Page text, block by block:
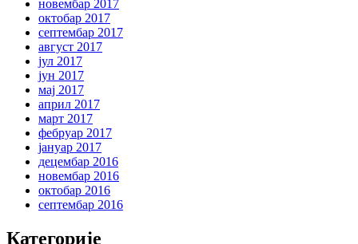
новембар 2017
октобар 2017
септембар 2017
август 2017
јул 2017
јун 2017
мај 2017
април 2017
март 2017
фебруар 2017
јануар 2017
децембар 2016
новембар 2016
октобар 2016
септембар 2016
Категорије